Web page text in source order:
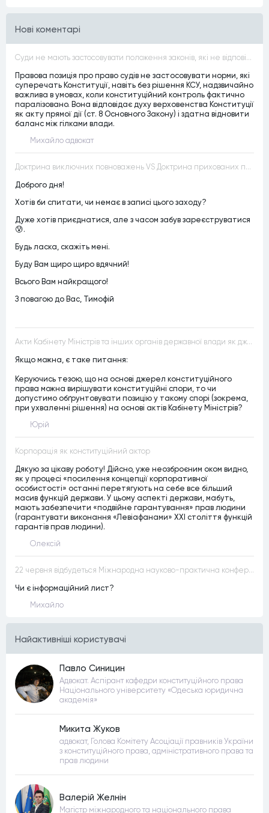
Нові коментарі
Суди не мають застосовувати положення законів, які не відповідають Конституції, незалежно від того, чи визнавалися вони Конституційним Судом України неконституційними, тобто закони, що суперечать Конституції України не можуть застосовуватися навіть у випадках, коли вони є чинними
Правова позиція про право судів не застосовувати норми, які
суперечать Конституції, навіть без рішення КСУ, надзвичайно
важлива в умовах, коли конституційний контроль фактично
паралізовано. Вона відповідає духу верховенства Конституції
як акту прямої дії (ст. 8 Основного Закону) і здатна відновити
баланс між гілками влади.
Михайло адвокат
Доктрина виключних повноважень VS Доктрина прихованих повноважень
Доброго дня!
Хотів би спитати, чи немає в записі цього заходу?
Дуже хотів приєднатися, але з часом забув зареєструватися
😰.
Будь ласка, скажіть мені.
Буду Вам щиро щиро вдячний!
Всього Вам найкращого!
З повагою до Вас, Тимофій
Акти Кабінету Міністрів та інших органів державної влади як джерела конституційного права
Якщо можна, є таке питання:
Керуючись тезою, що на основі джерел конституційного
права можна вирішувати конституційні спори, то чи
допустимо обґрунтовувати позицію у такому спорі (зокрема,
при ухваленні рішення) на основі актів Кабінету Міністрів?
Юрій
Корпорація як конституційний актор
Дякую за цікаву роботу! Дійсно, уже неозброєним оком видно,
як у процесі «посилення концепції корпоративної
особистості» останні перетягують на себе все більший
масив функцій держави. У цьому аспекті держави, мабуть,
мають забезпечити «подвійне гарантування» прав людини
(гарантувати виконання «Левіафанами» ХХІ століття функцій
гарантів прав людини).
Олексій
22 червня відбудеться Міжнародна науково-практична конференція “Конституційна демократія в умовах загроз територіальній цілісності та національній безпеці”
Чи є інформаційний лист?
Михайло
Найактивнiшi користувачi
Павло Синицин
Адвокат. Аспірант кафедри конституційного права
Національного університету «Одеська юридична
академія»
Микита Жуков
адвокат, Голова Комітету Асоціації правників України
з конституційного права, адміністративного права та
прав людини
Валерій Желнін
Магістр міжнародного та національного права